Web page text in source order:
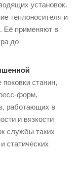
установок.
теплоносителя и
Её применяют в
до
поковки станин,
форм,
работающих в
и вязкости
службы таких
статических